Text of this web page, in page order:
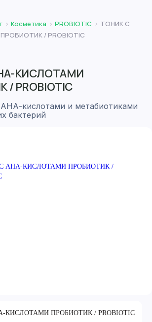
Косметика PROBIOTIC
ТОНИК С
/ PROBIOTIC
КИСЛОТАМИ
PROBIOTIC
кислотами и метабиотиками
бактерий